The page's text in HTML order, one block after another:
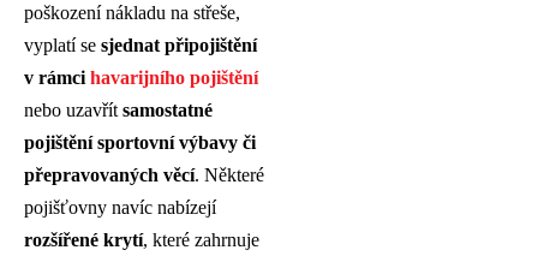
poškození nákladu na střeše,
vyplatí se sjednat připojištění
v rámci havarijního pojištění
nebo uzavřít samostatné
pojištění sportovní výbavy či
přepravovaných věcí. Některé
pojišťovny navíc nabízejí
rozšířené krytí, které zahrnuje